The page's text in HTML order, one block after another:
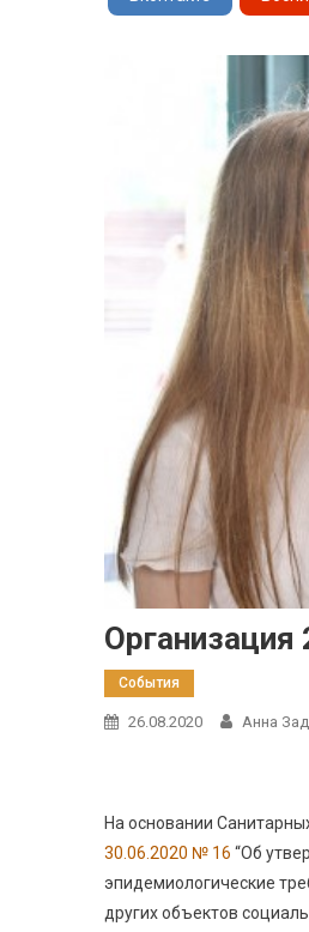
Организация
События
26.08.2020 Анна
На основании
30.06.2020 № 16 “Об
эпидемиологические
других объектов